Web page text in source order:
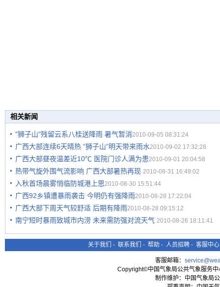
相关新闻
"狮子山"残留云系八桂送降雨 暑气暂消2010-09-05 08:31:24
广西大部连续6天晴热 “狮子山”明天带来雨水2010-09-02 17:32:28
广西大部昼夜温差近10℃ 医院门诊人满为患2010-09-01 20:04:58
热带气旋外围气流影响 广西大部暑热再现 2010-08-31 16:49:02
入秋首场晨雾悄临防城港上思2010-08-30 15:51:44
广西92乡镇遭暴雨袭击 今明仍有强降雨2010-08-28 17:22:04
广西大部下周天气较舒适 后期有降雨2010-08-28 09:15:12
南宁短时暴雨致城市内涝 未来需防强对流天气 2010-08-26 18:11:41
关于我们 - 联系我们 - 帮助 - 人员招聘 - 客服中心
客服邮箱：
Copyright©中国气象局公共气象服务
制作维护：中国气象局